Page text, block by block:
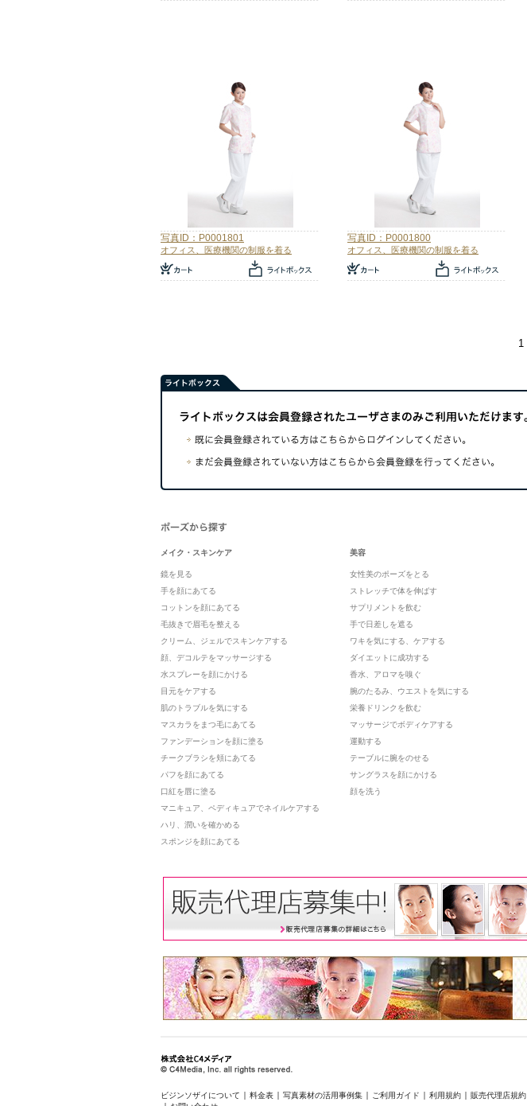
写真ID：P0001801
オフィス、医療機関の制服を着る
写真ID：P0001800
オフィス、医療機関の制服を着る
1
メイク・スキンケア
鏡を見る
手を顔にあてる
コットンを顔にあてる
毛抜きで眉毛を整える
クリーム、ジェルでスキンケアする
顔、デコルテをマッサージする
水スプレーを顔にかける
目元をケアする
肌のトラブルを気にする
マスカラをまつ毛にあてる
ファンデーションを顔に塗る
チークブラシを頬にあてる
パフを顔にあてる
口紅を唇に塗る
マニキュア、ペディキュアでネイルケアする
ハリ、潤いを確かめる
スポンジを顔にあてる
美容
女性美のポーズをとる
ストレッチで体を伸ばす
サプリメントを飲む
手で日差しを遮る
ワキを気にする、ケアする
ダイエットに成功する
香水、アロマを嗅ぐ
腕のたるみ、ウエストを気にする
栄養ドリンクを飲む
マッサージでボディケアする
運動する
テーブルに腕をのせる
サングラスを顔にかける
顔を洗う
ビジンソザイについて 料金表 写真素材の活用事例集 ご利用ガイド 利用規約 販売代理店規約